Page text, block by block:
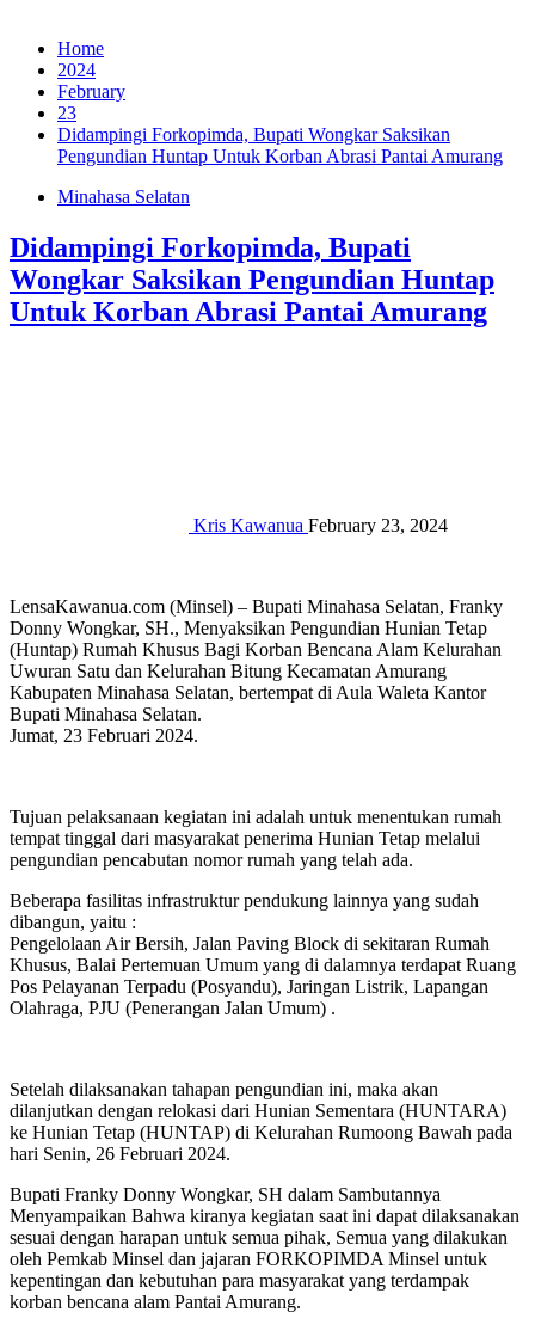
Home
2024
February
23
Didampingi Forkopimda, Bupati Wongkar Saksikan
Pengundian Huntap Untuk Korban Abrasi Pantai Amurang
Minahasa Selatan
Didampingi Forkopimda, Bupati
Wongkar Saksikan Pengundian Huntap
Untuk Korban Abrasi Pantai Amurang
Kris Kawanua February 23, 2024
LensaKawanua.com (Minsel) – Bupati Minahasa Selatan, Franky
Donny Wongkar, SH., Menyaksikan Pengundian Hunian Tetap
(Huntap) Rumah Khusus Bagi Korban Bencana Alam Kelurahan
Uwuran Satu dan Kelurahan Bitung Kecamatan Amurang
Kabupaten Minahasa Selatan, bertempat di Aula Waleta Kantor
Bupati Minahasa Selatan.
Jumat, 23 Februari 2024.
Tujuan pelaksanaan kegiatan ini adalah untuk menentukan rumah
tempat tinggal dari masyarakat penerima Hunian Tetap melalui
pengundian pencabutan nomor rumah yang telah ada.
Beberapa fasilitas infrastruktur pendukung lainnya yang sudah
dibangun, yaitu :
Pengelolaan Air Bersih, Jalan Paving Block di sekitaran Rumah
Khusus, Balai Pertemuan Umum yang di dalamnya terdapat Ruang
Pos Pelayanan Terpadu (Posyandu), Jaringan Listrik, Lapangan
Olahraga, PJU (Penerangan Jalan Umum) .
Setelah dilaksanakan tahapan pengundian ini, maka akan
dilanjutkan dengan relokasi dari Hunian Sementara (HUNTARA)
ke Hunian Tetap (HUNTAP) di Kelurahan Rumoong Bawah pada
hari Senin, 26 Februari 2024.
Bupati Franky Donny Wongkar, SH dalam Sambutannya
Menyampaikan Bahwa kiranya kegiatan saat ini dapat dilaksanakan
sesuai dengan harapan untuk semua pihak, Semua yang dilakukan
oleh Pemkab Minsel dan jajaran FORKOPIMDA Minsel untuk
kepentingan dan kebutuhan para masyarakat yang terdampak
korban bencana alam Pantai Amurang.